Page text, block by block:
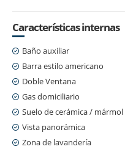
Características internas
Baño auxiliar
Barra estilo americano
Doble Ventana
Gas domiciliario
Suelo de cerámica / mármol
Vista panorámica
Zona de lavandería